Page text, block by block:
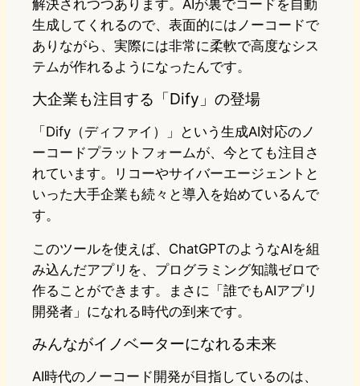
解決されつつあります。AIが裏でコードを自動
生成してくれるので、表面的にはノーコードで
ありながら、実際には非常に柔軟で高度なシス
テムが作れるようになったんです。
大企業も注目する「Dify」の登場
「Dify（ディファイ）」という生成AI対応のノ
ーコードプラットフォームが、今とても注目さ
れています。リコーやサイバーエージェントと
いった大手企業も続々と導入を始めているんで
す。
このツールを使えば、ChatGPTのようなAIを組
み込んだアプリを、プログラミング知識ゼロで
作ることができます。まさに「誰でもAIアプリ
開発者」になれる時代の到来です。
みんながイノベーターになれる未来
AI時代のノーコード開発が目指しているのは、